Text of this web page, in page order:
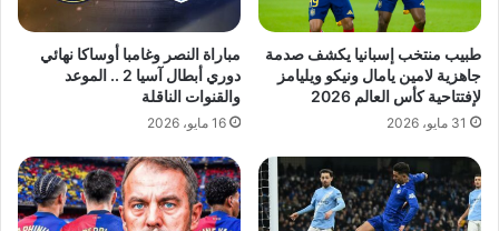
طبيب منتخب إسبانيا يكشف صدمة
جاهزية لامين يامال ونيكو ويليامز
لإفتتاحية كأس العالم 2026
31 مايو، 2026
مباراة النصر وغامبا أوساكا نهائي
دوري أبطال آسيا 2 .. الموعد
والقنوات الناقلة
16 مايو، 2026